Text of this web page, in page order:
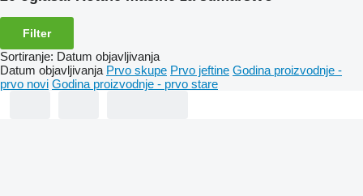
Filter
Sortiranje: Datum objavljivanja
Datum objavljivanja Prvo skupe Prvo jeftine Godina proizvodnje -
prvo novi Godina proizvodnje - prvo stare